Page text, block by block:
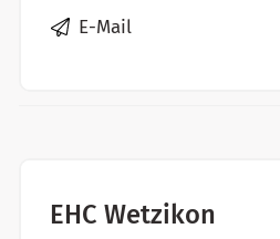
E-Mail
EHC Wetzikon